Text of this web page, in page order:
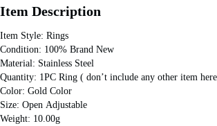
Item Description
Item Style: Rings
Condition: 100% Brand New
Material: Stainless Steel
Quantity: 1PC Ring ( don’t include any other item
Color: Gold Color
Size: Open Adjustable
Weight: 10.00g